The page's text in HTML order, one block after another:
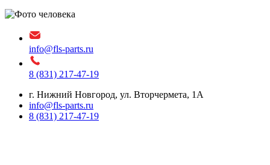
info@fls-parts.ru
8 (831) 217-47-19
г. Нижний Новгород, ул. Вторчермета, 1А
info@fls-parts.ru
8 (831) 217-47-19